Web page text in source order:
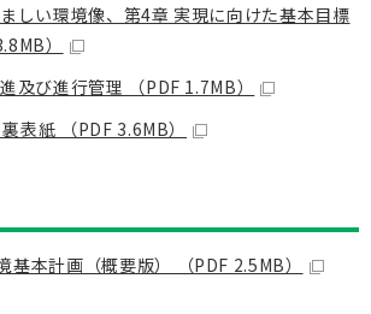
しい環境像、第4章 実現に向けた基本目標
）
及び進行管理 （PDF 1.7MB）
表紙 （PDF 3.6MB）
基本計画（概要版） （PDF 2.5MB）